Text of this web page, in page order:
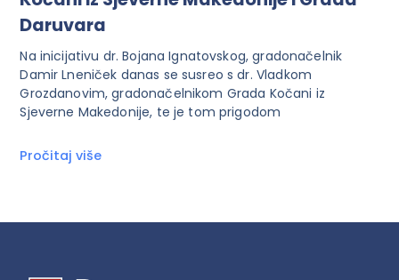
Daruvara
Na inicijativu dr. Bojana Ignatovskog, gradonačelnik
Damir Lneniček danas se susreo s dr. Vladkom
Grozdanovim, gradonačelnikom Grada Kočani iz
Sjeverne Makedonije, te je tom prigodom
Pročitaj više